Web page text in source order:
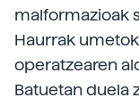
malformazioak
Haurrak
operatzearen
Batuetan duela